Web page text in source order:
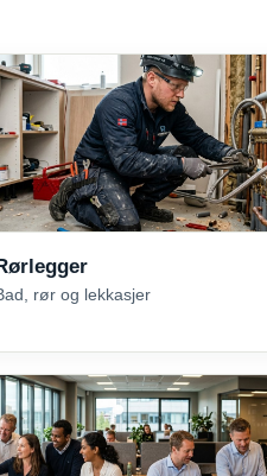
rør og lekkasjer